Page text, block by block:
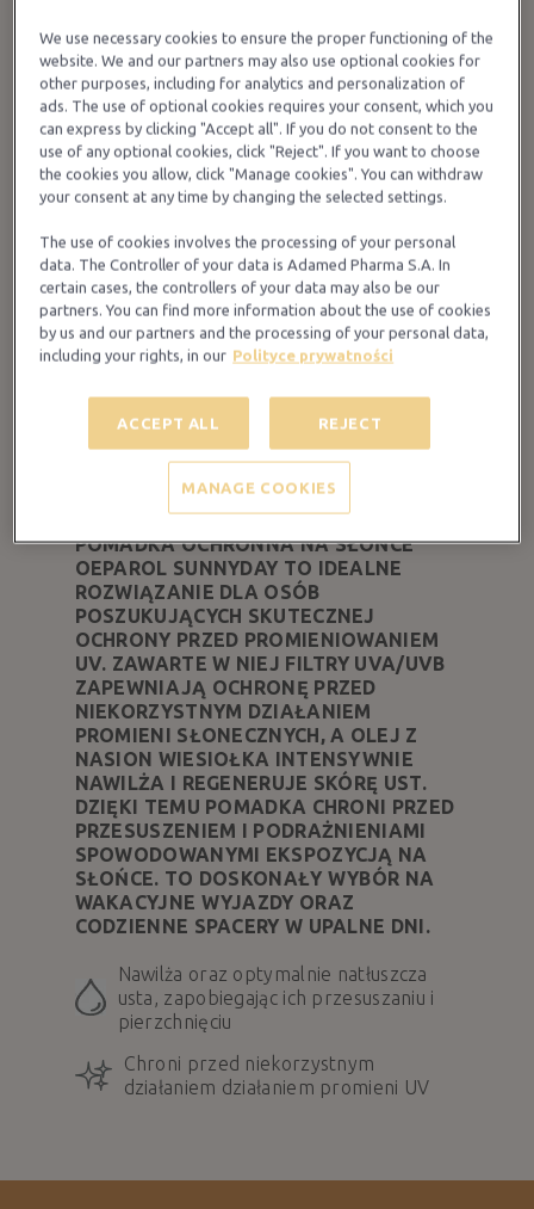
Pomadka Sunnyday
Pomadka ochronna z filtrami UVA i UVB
– kompleksowa ochrona ust
Oeparol Sunnyday to pomadka ochronna z
skuteczną ochronę delikatnej skóry warg
przed szkodliwym promieniowaniem
słonecznym. Dzięki zawartości kompleksu
OleaSunProtect, który jest unikalnym
połączeniem filtrów UVA/UVB i oleju z
nasion wiesiołka, pomadka nie tylko chroni,
Regularne stosowanie produktu nawilża
oraz optymalnie natłuszcza wargi,
zapobiegając ich przesuszaniu i
pierzchnięciu.
POMADKA OCHRONNA NA SŁOŃCE
OEPAROL SUNNYDAY TO IDEALNE
ROZWIĄZANIE DLA OSÓB
POSZUKUJĄCYCH SKUTECZNEJ
OCHRONY PRZED PROMIENIOWANIEM
UV. ZAWARTE W NIEJ FILTRY UVA/UVB
ZAPEWNIAJĄ OCHRONĘ PRZED
NIEKORZYSTNYM DZIAŁANIEM
PROMIENI SŁONECZNYCH, A OLEJ Z
NASION WIESIOŁKA INTENSYWNIE
NAWILŻA I REGENERUJE SKÓRĘ UST.
DZIĘKI TEMU POMADKA CHRONI PRZED
PRZESUSZENIEM I PODRAŻNIENIAMI
SPOWODOWANYMI EKSPOZYCJĄ NA
SŁOŃCE. TO DOSKONAŁY WYBÓR NA
WAKACYJNE WYJAZDY ORAZ
CODZIENNE SPACERY W UPALNE DNI.
Nawilża oraz optymalnie natłuszcza
usta, zapobiegając ich przesuszaniu i
pierzchnięciu
Chroni przed niekorzystnym
działaniem działaniem promieni UV
We use necessary cookies to ensure the proper functioning of the
website. We and our partners may also use optional cookies for
other purposes, including for analytics and personalization of
ads. The use of optional cookies requires your consent, which you
can express by clicking "Accept all". If you do not consent to the
use of any optional cookies, click "Reject". If you want to choose
the cookies you allow, click "Manage cookies". You can withdraw
your consent at any time by changing the selected settings.
The use of cookies involves the processing of your personal
data. The Controller of your data is Adamed Pharma S.A. In
certain cases, the controllers of your data may also be our
partners. You can find more information about the use of cookies
by us and our partners and the processing of your personal data,
including your rights, in our Polityce prywatności
ACCEPT ALL REJECT
MANAGE COOKIES